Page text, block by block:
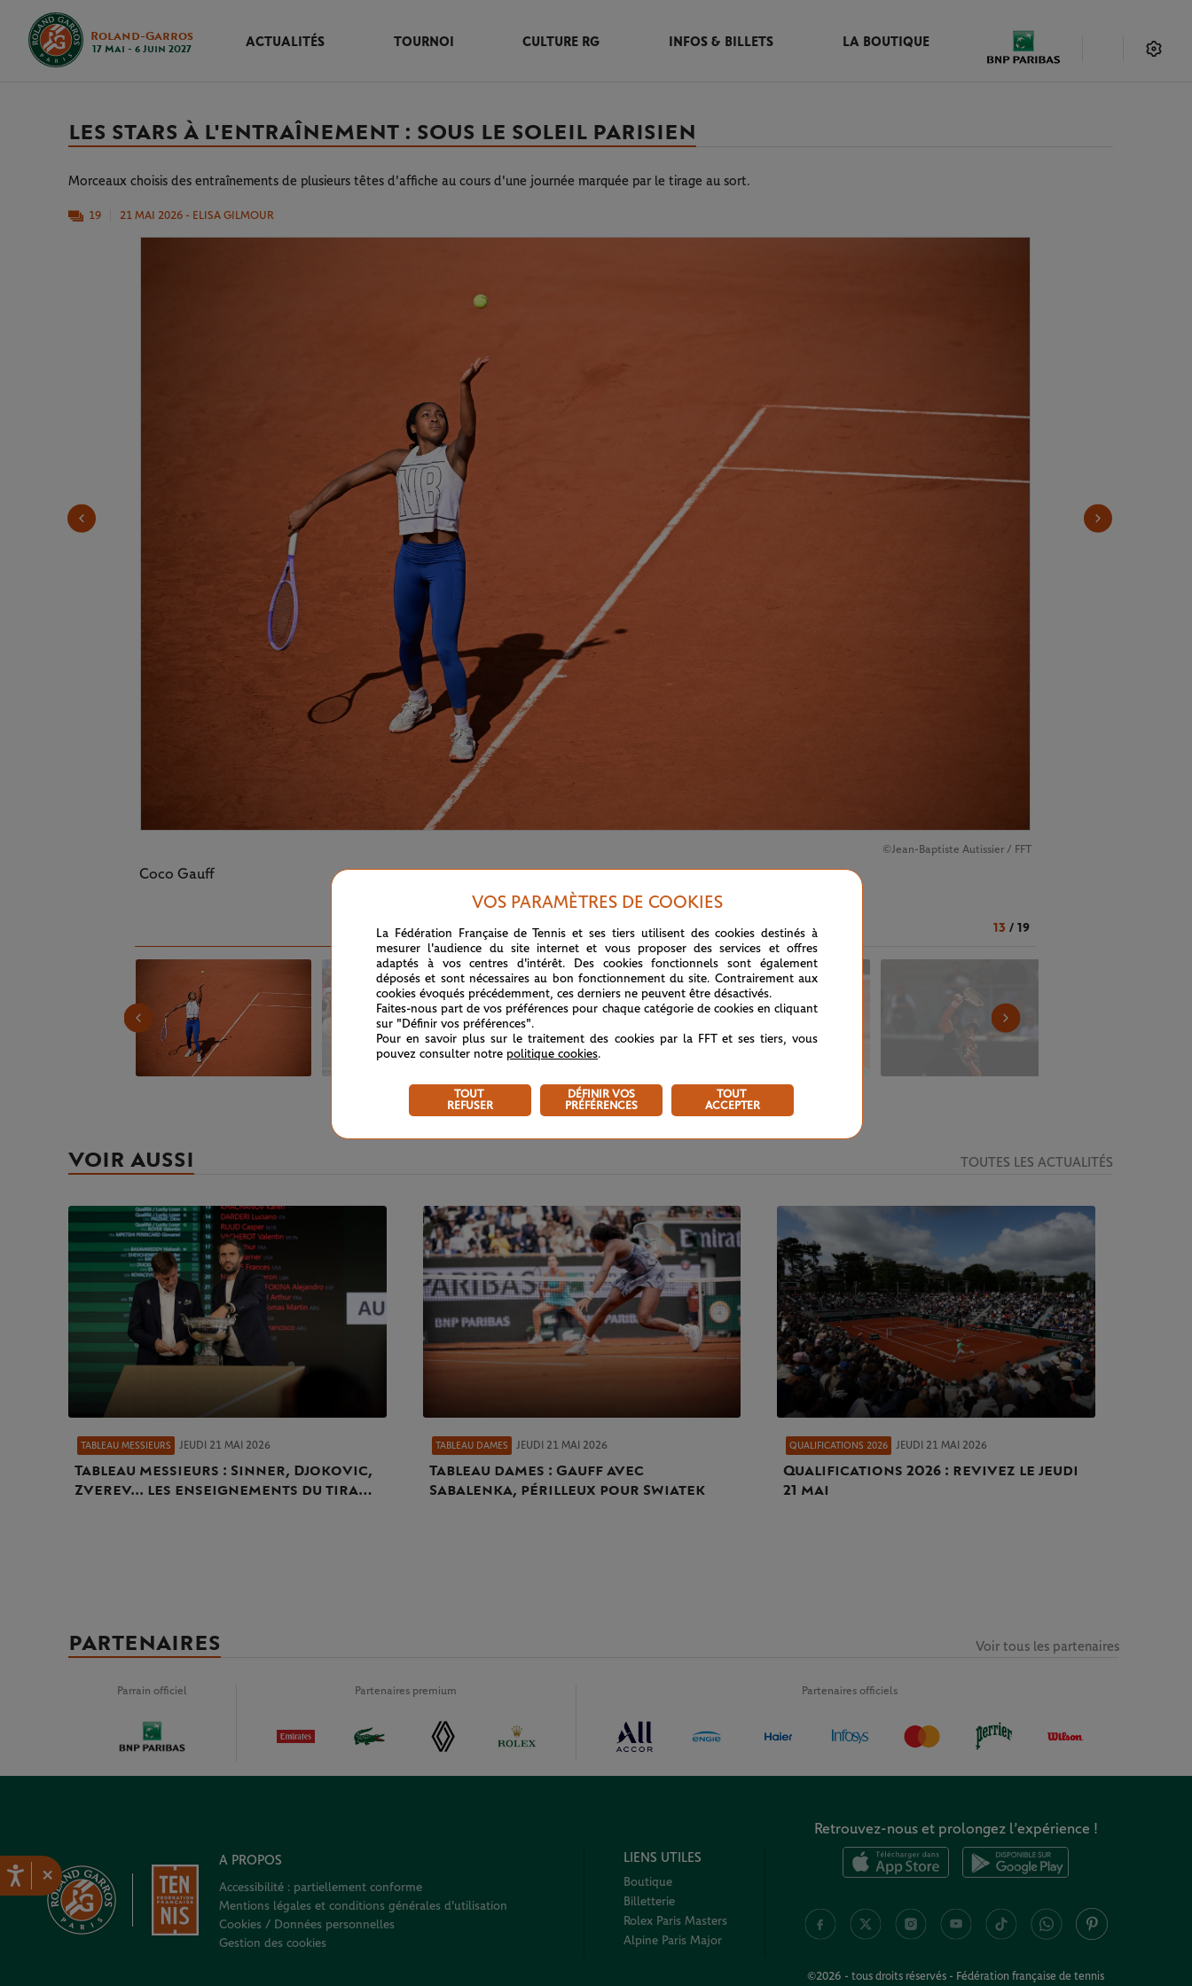
×
Roland-Garros
17 Mai - 6 Juin 2027
ACTUALITÉS TOURNOI CULTURE RG INFOS & BILLETS LA BOUTIQUE
LES STARS À L'ENTRAÎNEMENT : SOUS LE SOLEIL PARISIEN
Morceaux choisis des entraînements de plusieurs têtes d'affiche au cours d'une journée marquée par le tirage au sort.
19 21 MAI 2026 - ELISA GILMOUR
©Jean-Baptiste Autissier / FFT
Coco Gauff
13 / 19
VOIR AUSSI TOUTES LES ACTUALITÉS
TABLEAU MESSIEURS JEUDI 21 MAI 2026
Tableau messieurs : Sinner, Djokovic,
Zverev... les enseignements du tirage
TABLEAU DAMES JEUDI 21 MAI 2026
Tableau dames : Gauff avec
Sabalenka, périlleux pour Swiatek
QUALIFICATIONS 2026 JEUDI 21 MAI 2026
Qualifications 2026 : revivez le jeudi
21 mai
PARTENAIRES
Parrain officiel Partenaires premium Partenaires officiels
Voir tous les partenaires
A PROPOS
Accessibilité : partiellement conforme
Mentions légales et conditions générales d'utilisation
Cookies / Données personnelles
Gestion des cookies
LIENS UTILES
Boutique
Billetterie
Rolex Paris Masters
Alpine Paris Major
Retrouvez-nous et prolongez l’expérience !
©2026 - tous droits réservés - Fédération française de tennis
VOS PARAMÈTRES DE COOKIES
La Fédération Française de Tennis et ses tiers utilisent des cookies destinés à
mesurer l'audience du site internet et vous proposer des services et offres
adaptés à vos centres d'intérêt. Des cookies fonctionnels sont également
déposés et sont nécessaires au bon fonctionnement du site. Contrairement aux
cookies évoqués précédemment, ces derniers ne peuvent être désactivés.
Faites-nous part de vos préférences pour chaque catégorie de cookies en cliquant
sur "Définir vos préférences".
Pour en savoir plus sur le traitement des cookies par la FFT et ses tiers, vous
pouvez consulter notre politique cookies.
TOUT
REFUSER
DÉFINIR VOS
PRÉFÉRENCES
TOUT
ACCEPTER